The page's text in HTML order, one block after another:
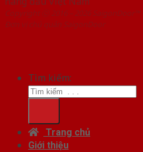
Copyright ⓒ 2016 – 2026
Đơn vị chủ quản SaigonDoor
Tìm kiếm:
Trang chủ
Giới thiệu